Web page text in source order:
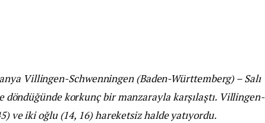
Villingen-Schwenningen (Baden-Württemberg) – Salı
döndüğünde korkunç bir manzarayla karşılaştı. Villingen-
ve iki oğlu (14, 16) hareketsiz halde yatıyordu.